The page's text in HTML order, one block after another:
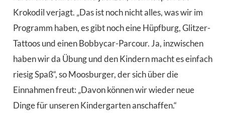
Krokodil verjagt. „Das ist noch nicht alles, was wir im
Programm haben, es gibt noch eine Hüpfburg, Glitzer-
Tattoos und einen Bobbycar-Parcour. Ja, inzwischen
haben wir da Übung und den Kindern macht es einfach
riesig Spaß“, so Moosburger, der sich über die
Einnahmen freut: „Davon können wir wieder neue
Dinge für unseren Kindergarten anschaffen.“